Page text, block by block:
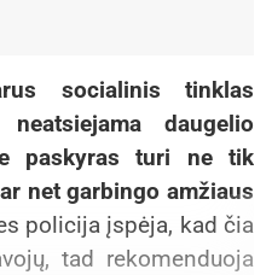
socialinis tinklas
daugelio
paskyras turi ne tik
net garbingo amžiaus
policija įspėja, kad čia
tad rekomenduoja